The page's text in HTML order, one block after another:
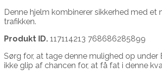
Denne hjelm kombinerer sikkerhed med
trafikken.
Produkt ID. 117114213 768686285899
Sørg for, at tage denne mulighed op under
ikke glip af chancen for, at få fat i denne